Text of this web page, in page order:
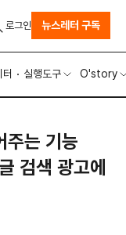
실행도구 O'story
로그인 뉴스레터 구독
주는 기능
검색 광고에